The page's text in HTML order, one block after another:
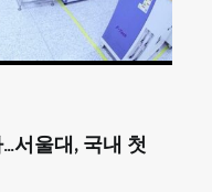
서울대, 국내 첫